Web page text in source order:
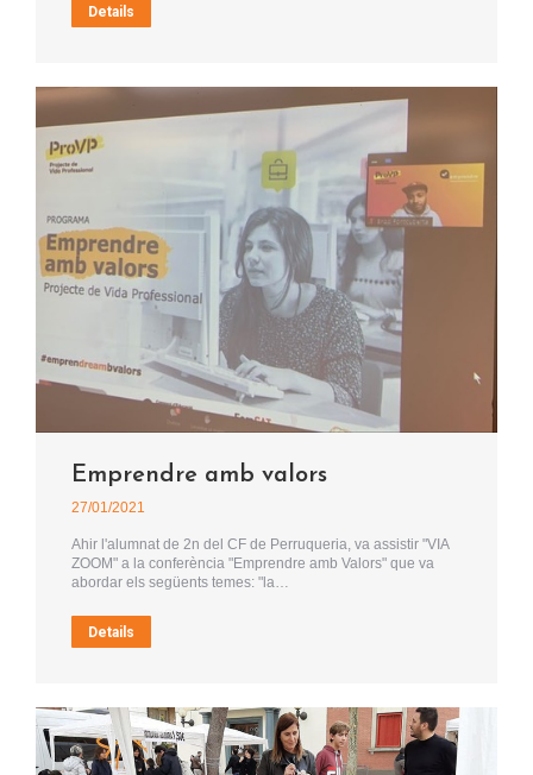
Details
Emprendre amb valors
27/01/2021
Ahir l'alumnat de 2n del CF de Perruqueria, va assistir "VIA
ZOOM" a la conferència "Emprendre amb Valors" que va
abordar els següents temes: "la…
Details